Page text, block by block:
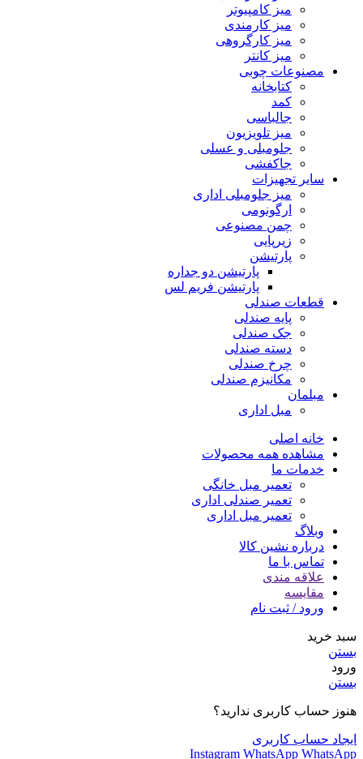
میز کامپیوتر
میز کارمندی
میز کارگروهی
میز کانتر
مصنوعات چوبی
کتابخانه
کمد
جالباسی
میز تلویزیون
جلومبلی و عسلی
جاکفشی
سایر تجهیزات
میز جلومبلی اداری
ارگونومی
چمن مصنوعی
زیرپایی
پارتیشن
پارتیشن دو جداره
پارتیشن فریم لس
قطعات صندلی
پایه صندلی
جک صندلی
دسته صندلی
چرخ صندلی
مکانیزم صندلی
مبلمان
مبل اداری
خانه اصلی
مشاهده همه محصولات
خدمات ما
تعمیر مبل خانگی
تعمیر صندلی اداری
تعمیر مبل اداری
وبلاگ
درباره نشین کالا
تماس با ما
علاقه مندی
مقایسه
ورود / ثبت نام
سبد خرید
بستن
ورود
بستن
هنوز حساب کاربری ندارید؟
ایجاد حساب کاربری
Instagram WhatsApp WhatsApp